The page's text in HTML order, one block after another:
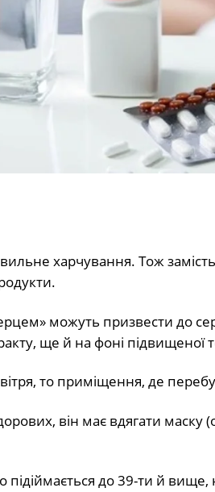
харчування. Тож замість
можуть призвести до
ще й на фоні підвищеної
то приміщення, де
він має вдягати маску
до 39-ти й вище,